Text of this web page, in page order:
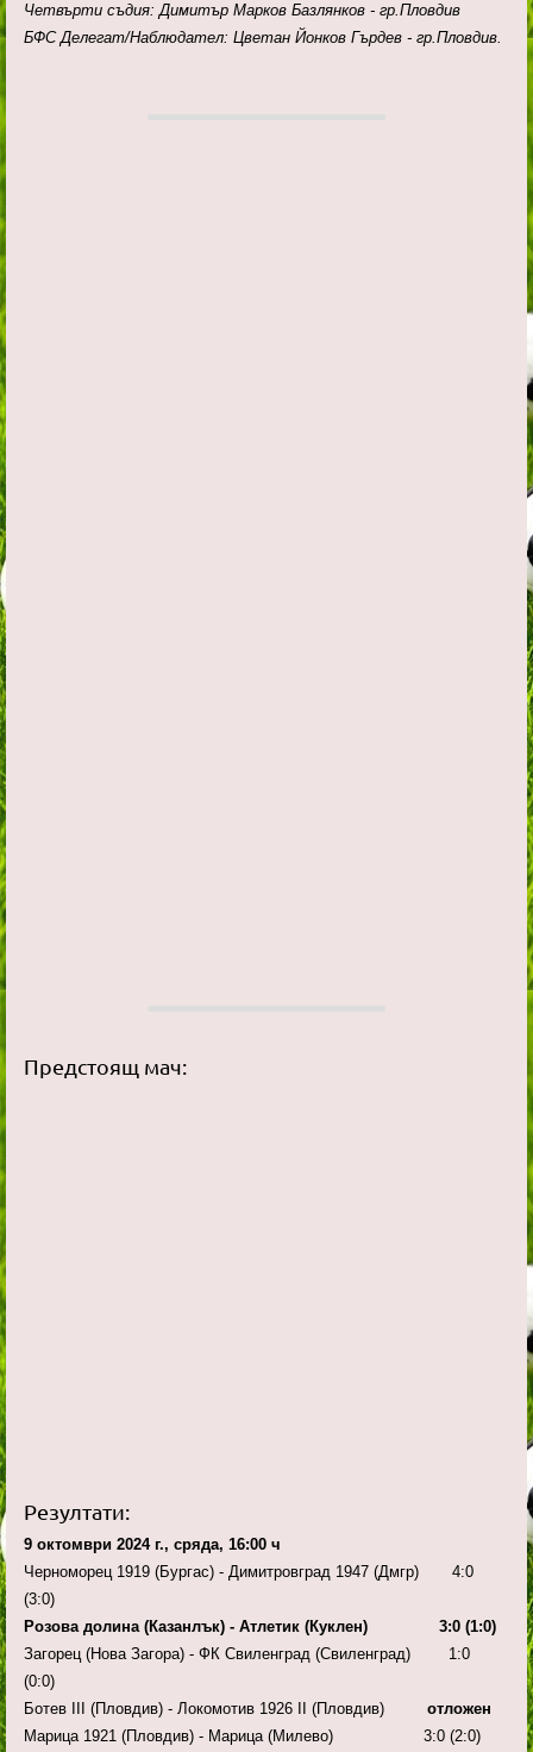
Четвърти съдия: Димитър Марков Базлянков - гр.Пловдив
БФС Делегат/Наблюдател: Цветан Йонков Гърдев - гр.Пловдив.
Предстоящ мач:
Резултати:
9 октомври 2024 г., сряда, 16:00 ч
Черноморец 1919 (Бургас) - Димитровград 1947 (Дмгр) 4:0
(3:0)
Розова долина (Казанлък) - Атлетик (Куклен) 3:0 (1:0)
Загорец (Нова Загора) - ФК Свиленград (Свиленград) 1:0
(0:0)
Ботев III (Пловдив) - Локомотив 1926 II (Пловдив) отложен
Марица 1921 (Пловдив) - Марица (Милево) 3:0 (2:0)